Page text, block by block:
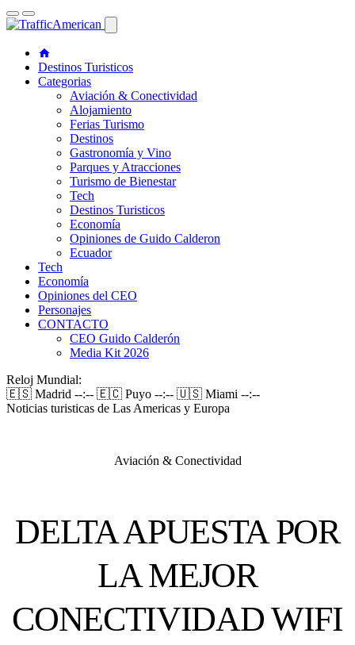
Destinos Turisticos
Categorias
Aviación & Conectividad
Alojamiento
Ferias Turismo
Destinos
Gastronomía y Vino
Parques y Atracciones
Turismo de Bienestar
Tech
Destinos Turisticos
Economía
Opiniones de Guido Calderon
Ecuador
Tech
Economía
Opiniones del CEO
Personajes
CONTACTO
CEO Guido Calderón
Media Kit 2026
Reloj Mundial:
🇪🇸 Madrid --:-- 🇪🇨 Puyo --:-- 🇺🇸 Miami --:--
Noticias turisticas de Las Americas y Europa
Aviación & Conectividad
DELTA APUESTA POR
LA MEJOR
CONECTIVIDAD WIFI